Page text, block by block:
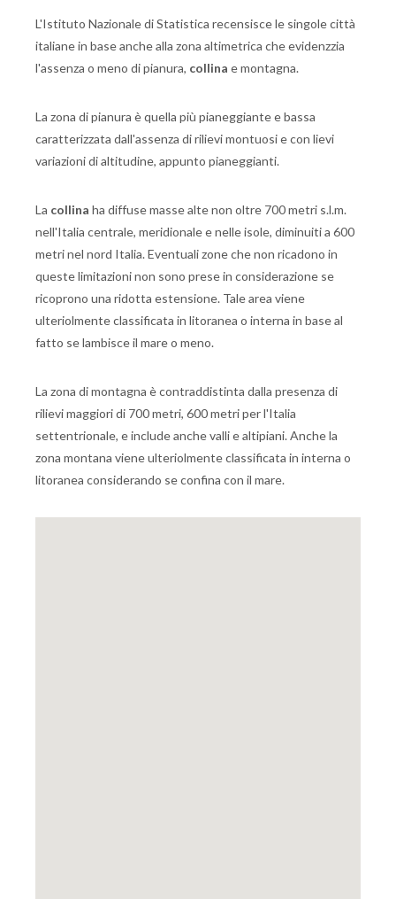
L'Istituto Nazionale di Statistica recensisce le singole città
italiane in base anche alla zona altimetrica che evidenzzia
l'assenza o meno di pianura, collina e montagna.
La zona di pianura è quella più pianeggiante e bassa
caratterizzata dall'assenza di rilievi montuosi e con lievi
variazioni di altitudine, appunto pianeggianti.
La collina ha diffuse masse alte non oltre 700 metri s.l.m.
nell'Italia centrale, meridionale e nelle isole, diminuiti a 600
metri nel nord Italia. Eventuali zone che non ricadono in
queste limitazioni non sono prese in considerazione se
ricoprono una ridotta estensione. Tale area viene
ulteriolmente classificata in litoranea o interna in base al
fatto se lambisce il mare o meno.
La zona di montagna è contraddistinta dalla presenza di
rilievi maggiori di 700 metri, 600 metri per l'Italia
settentrionale, e include anche valli e altipiani. Anche la
zona montana viene ulteriolmente classificata in interna o
litoranea considerando se confina con il mare.